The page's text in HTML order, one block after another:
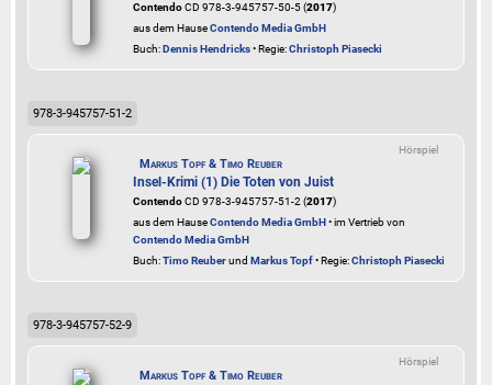
ContendoCD 978-3-945757-50-5 (2017)
aus dem HauseContendo Media GmbH
Buch:Dennis Hendricks• Regie:Christoph Piasecki
978-3-945757-51-2
Hörspiel
Markus Topf & Timo Reuber
Insel-Krimi (1) Die Toten von Juist
ContendoCD 978-3-945757-51-2 (2017)
aus dem HauseContendo Media GmbH• im Vertrieb von
Contendo Media GmbH
Buch:Timo Reuberund Markus Topf• Regie:Christoph Piasecki
978-3-945757-52-9
Hörspiel
Markus Topf & Timo Reuber